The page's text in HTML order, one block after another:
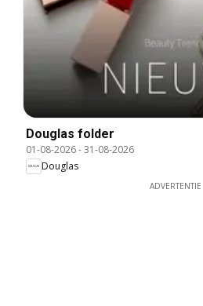
Douglas folder
01-08-2026-31-08-2026
Douglas
ADVERTENTIE